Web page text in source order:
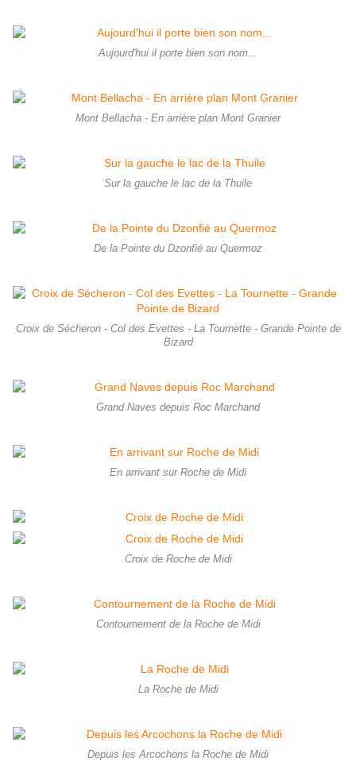
Aujourd'hui il porte bien son nom...
Mont Bellacha - En arrière plan Mont Granier
Sur la gauche le lac de la Thuile
De la Pointe du Dzonfié au Quermoz
Croix de Sécheron - Col des Evettes - La Tournette - Grande Pointe de
Bizard
Grand Naves depuis Roc Marchand
En arrivant sur Roche de Midi
Croix de Roche de Midi
Contournement de la Roche de Midi
La Roche de Midi
Depuis les Arcochons la Roche de Midi